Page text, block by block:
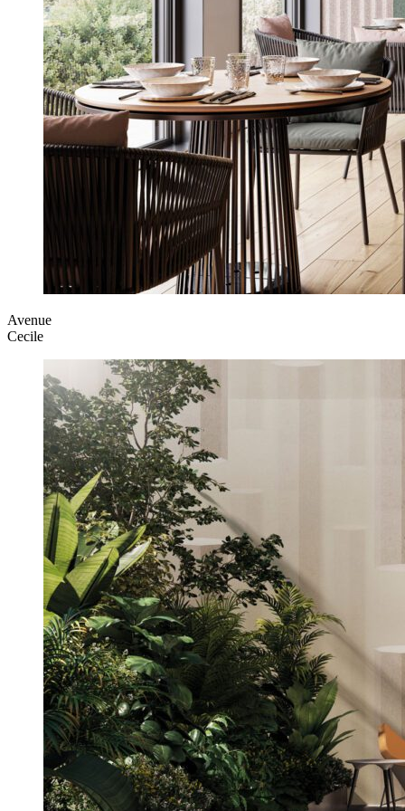
Avenue
Cecile